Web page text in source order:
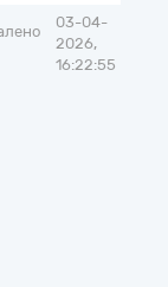
03-04-
2026,
16:22:55